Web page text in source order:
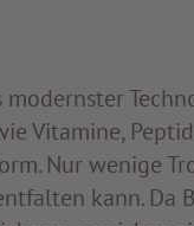
Vitamine,
Nur wenige
kann. Da